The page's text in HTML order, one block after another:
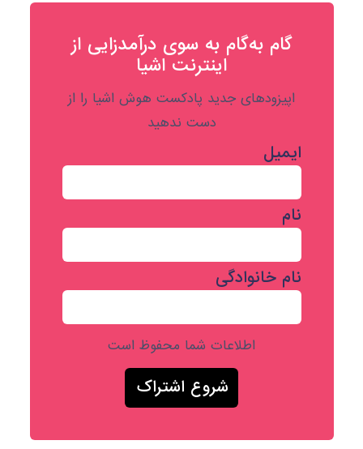
گام به‌گام به‌ سوی درآمدزایی از
اینترنت اشیا
اپیزودهای جدید پادکست هوش اشیا را از
دست ندهید
ایمیل
نام
نام خانوادگی
اطلاعات شما محفوظ است